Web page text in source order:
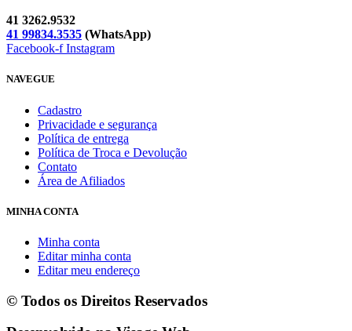
41 3262.9532
41 99834.3535 (WhatsApp)
Facebook-f Instagram
NAVEGUE
Cadastro
Privacidade e segurança
Política de entrega
Política de Troca e Devolução
Contato
Área de Afiliados
MINHA CONTA
Minha conta
Editar minha conta
Editar meu endereço
© Todos os Direitos Reservados